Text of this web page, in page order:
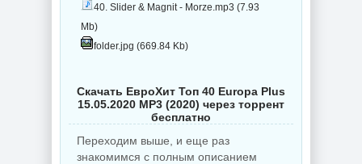
40. Slider & Magnit - Morze.mp3 (7.93
Mb)
folder.jpg (669.84 Kb)
Скачать ЕвроХит Топ 40 Europa Plus
15.05.2020 MP3 (2020) через торрент
бесплатно
Переходим выше, и еще раз
знакомимся с полным описанием